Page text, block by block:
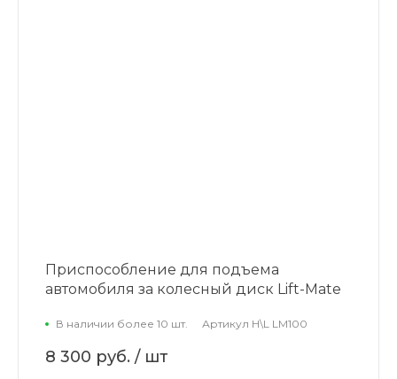
Приспособление для подъема
автомобиля за колесный диск Lift-Mate
В наличии более 10 шт. Артикул H\L LM100
8 300 руб. / шт